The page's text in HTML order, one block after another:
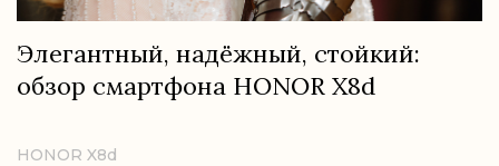
Элегантный, надёжный, стойкий:
обзор смартфона HONOR X8d
HONOR X8d